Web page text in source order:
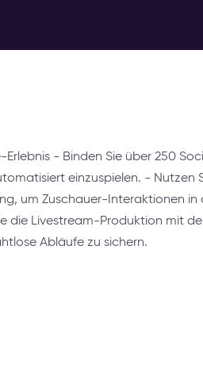
Erlebnis - Binden Sie über 250
einzuspielen. - Nutzen
um Zuschauer-Interaktionen in
die Livestream-Produktion mit
Abläufe zu sichern.